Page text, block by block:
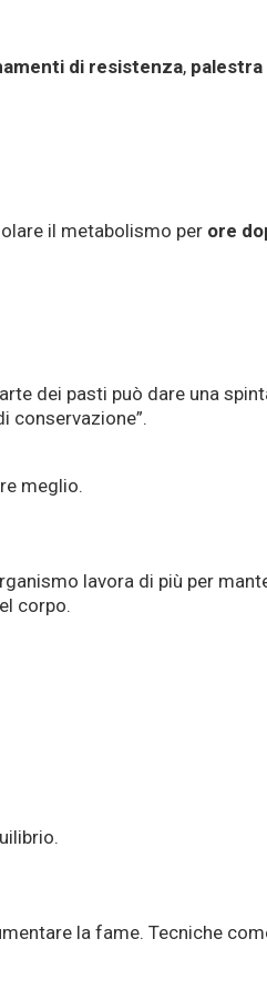
di resistenza, palestra
il metabolismo per ore
dei pasti può dare una
conservazione”.
meglio.
lavora di più per
corpo.
la fame. Tecniche